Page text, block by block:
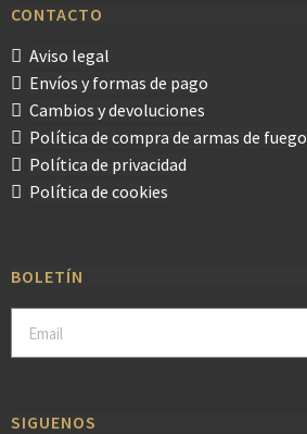
CONTACTO
Aviso legal
Envíos y formas de pago
Cambios y devoluciones
Política de compra de armas de fuego
Política de privacidad
Política de cookies
BOLETÍN
SIGUENOS